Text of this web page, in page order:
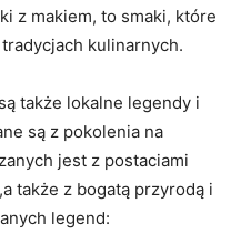
z makiem, to smaki, które
kulinarnych.
także lokalne legendy i
są z pokolenia na
jest z postaciami
także z bogatą przyrodą i
legend: